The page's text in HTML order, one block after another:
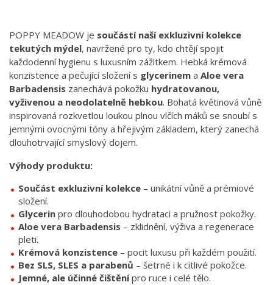
POPPY MEADOW je součástí naší exkluzivní kolekce
tekutých mýdel, navržené pro ty, kdo chtějí spojit
každodenní hygienu s luxusním zážitkem. Hebká krémová
konzistence a pečující složení s glycerinem a Aloe vera
Barbadensis zanechává pokožku hydratovanou,
vyživenou a neodolatelně hebkou. Bohatá květinová vůně
inspirovaná rozkvetlou loukou plnou vlčích máků se snoubí s
jemnými ovocnými tóny a hřejivým základem, který zanechá
dlouhotrvající smyslový dojem.
Výhody produktu:
Součást exkluzivní kolekce – unikátní vůně a prémiové
složení.
Glycerin pro dlouhodobou hydrataci a pružnost pokožky.
Aloe vera Barbadensis – zklidnění, výživa a regenerace
pleti.
Krémová konzistence – pocit luxusu při každém použití.
Bez SLS, SLES a parabenů – šetrné i k citlivé pokožce.
Jemné, ale účinné čištěnípro ruce i celé tělo.